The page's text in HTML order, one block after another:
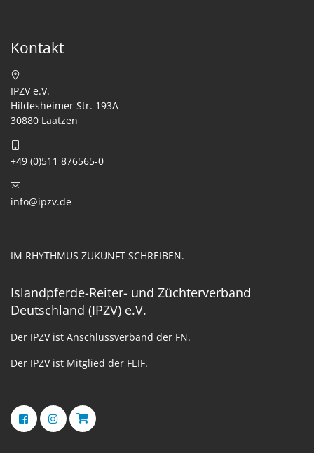
Kontakt
IPZV e.V.
Hildesheimer Str. 193A
30880 Laatzen
+49 (0)511 876565-0
info@ipzv.de
IM RHYTHMUS ZUKUNFT SCHREIBEN.
Islandpferde-Reiter- und Züchterverband
Deutschland (IPZV) e.V.
Der IPZV ist Anschlussverband der FN.
Der IPZV ist Mitglied der FEIF.